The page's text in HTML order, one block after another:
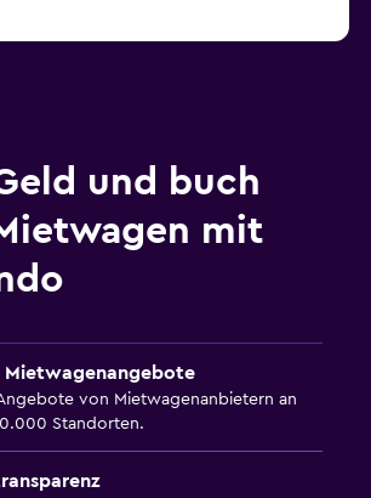
und buch
mit
Mietwagenangebote
von Mietwagenanbietern an
Standorten.